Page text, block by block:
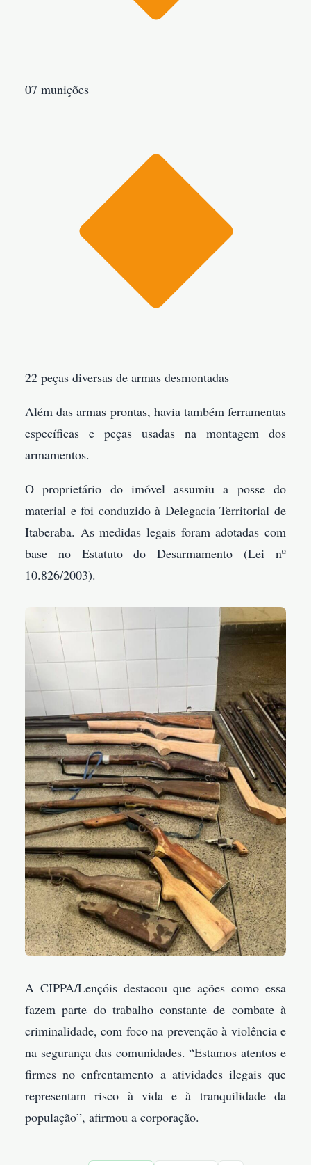
07 munições
22 peças diversas de armas desmontadas
Além das armas prontas, havia também ferramentas
específicas e peças usadas na montagem dos
armamentos.
O proprietário do imóvel assumiu a posse do
material e foi conduzido à Delegacia Territorial de
Itaberaba. As medidas legais foram adotadas com
base no Estatuto do Desarmamento (Lei nº
10.826/2003).
A CIPPA/Lençóis destacou que ações como essa
fazem parte do trabalho constante de combate à
criminalidade, com foco na prevenção à violência e
na segurança das comunidades. “Estamos atentos e
firmes no enfrentamento a atividades ilegais que
representam risco à vida e à tranquilidade da
população”, afirmou a corporação.